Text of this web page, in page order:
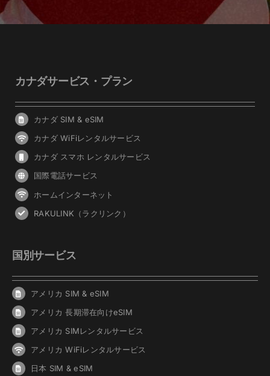
カナダサービス・プラン
カナダ SIM & eSIM
カナダ WiFiレンタルサービス
カナダ スマホ レンタルサービス
国際電話サービス
ホームインターネット
RAKULINK（ラクリンク）
国別サービス
アメリカ SIM & eSIM
アメリカ 長期滞在向けeSIM
アメリカ SIMレンタルサービス
アメリカ WiFiレンタルサービス
日本 SIM & eSIM